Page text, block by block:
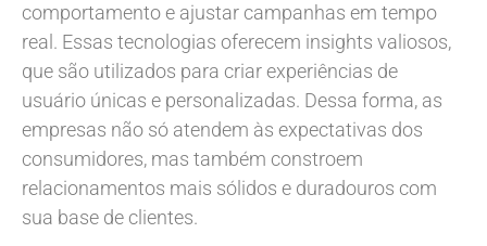
comportamento e ajustar campanhas em tempo
real. Essas tecnologias oferecem insights valiosos,
que são utilizados para criar experiências de
usuário únicas e personalizadas. Dessa forma, as
empresas não só atendem às expectativas dos
consumidores, mas também constroem
relacionamentos mais sólidos e duradouros com
sua base de clientes.